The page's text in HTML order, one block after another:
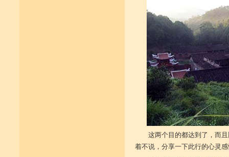
这两个目的都达到了，而
着不说，分享一下此行的心灵